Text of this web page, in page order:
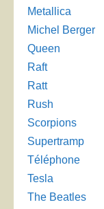
Metallica
Michel Berger
Queen
Raft
Ratt
Rush
Scorpions
Supertramp
Téléphone
Tesla
The Beatles